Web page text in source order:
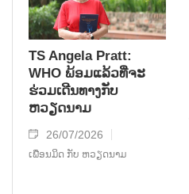
TS Angela Pratt:
WHO ພ້ອມແລ້ວທີ່ຈະ
ຮ່ວມເດີນທາງກັບ
ຫວຽດນາມ
26/07/2026
ເພື່ອນມິດ ກັບ ຫວຽດນາມ